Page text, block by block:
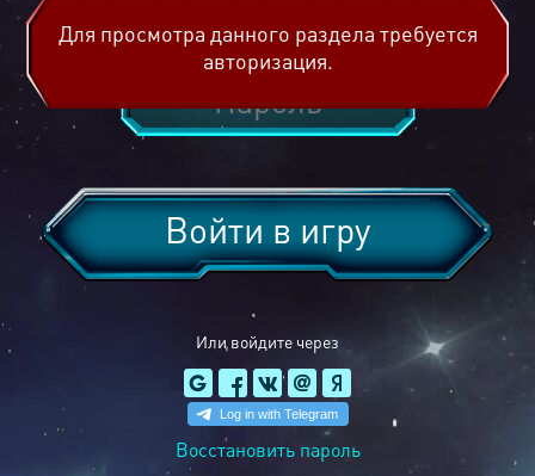
Или войдите через
Войти в игру
Восстановить пароль
Для просмотра данного раздела требуется
авторизация.